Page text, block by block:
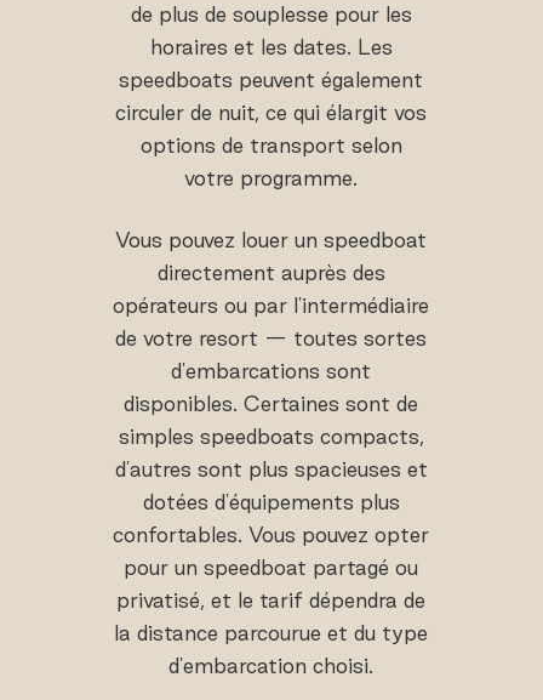
de plus de souplesse pour les
horaires et les dates. Les
speedboats peuvent également
circuler de nuit, ce qui élargit vos
options de transport selon
votre programme.
Vous pouvez louer un speedboat
directement auprès des
opérateurs ou par l'intermédiaire
de votre resort — toutes sortes
d'embarcations sont
disponibles. Certaines sont de
simples speedboats compacts,
d'autres sont plus spacieuses et
dotées d'équipements plus
confortables. Vous pouvez opter
pour un speedboat partagé ou
privatisé, et le tarif dépendra de
la distance parcourue et du type
d'embarcation choisi.